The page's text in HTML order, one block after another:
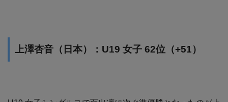
上澤杏音（日本）：U19 女子 62位（+51）